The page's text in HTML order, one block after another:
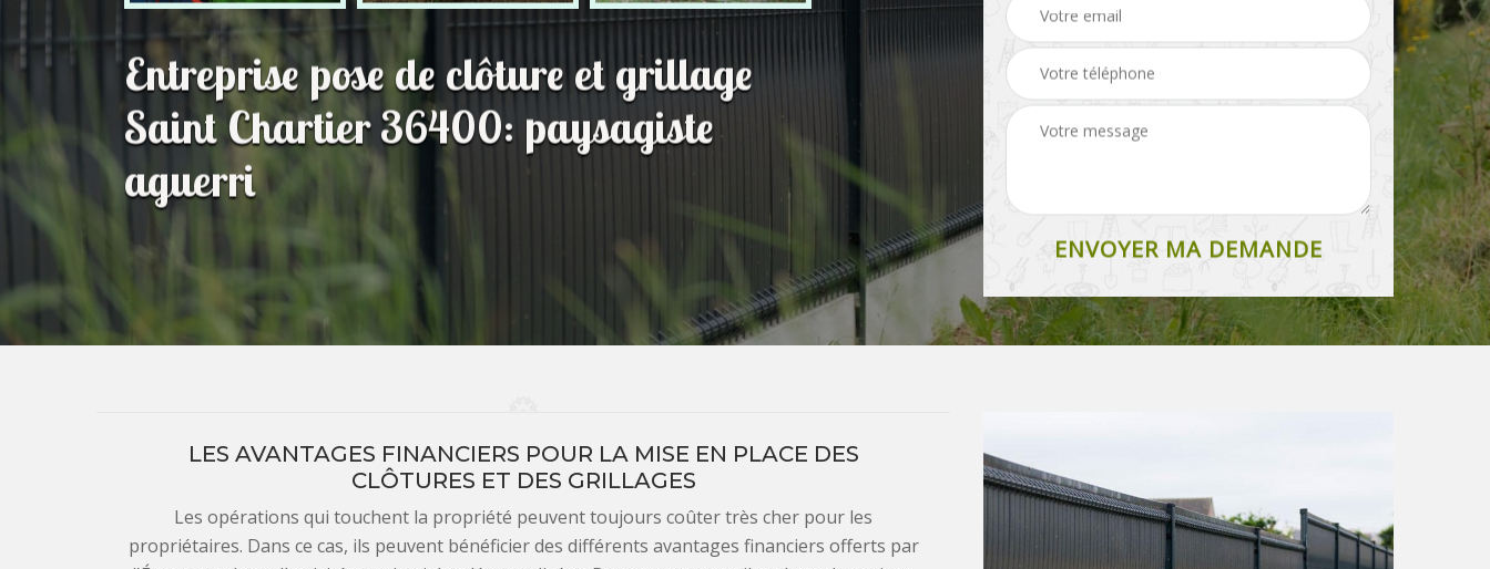
Entreprise pose de clôture et grillage
Saint Chartier 36400: paysagiste
aguerri
LES AVANTAGES FINANCIERS POUR LA MISE EN PLACE DES
CLÔTURES ET DES GRILLAGES
Les opérations qui touchent la propriété peuvent toujours coûter très cher pour les
propriétaires. Dans ce cas, ils peuvent bénéficier des différents avantages financiers offerts par